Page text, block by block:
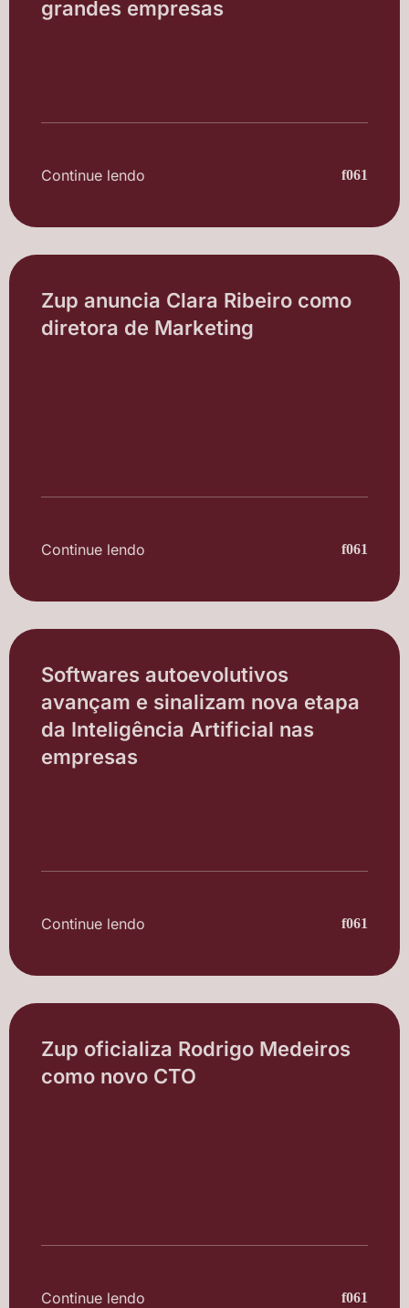
grandes empresas
Continue lendo
Zup anuncia Clara Ribeiro como
diretora de Marketing
Continue lendo
Softwares autoevolutivos
avançam e sinalizam nova etapa
da Inteligência Artificial nas
empresas
Continue lendo
Zup oficializa Rodrigo Medeiros
como novo CTO
Continue lendo